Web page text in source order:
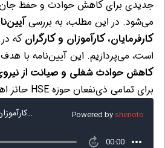
جدیدی برای کاهش حوادث و حفظ جان
می‌شود. در این مطلب، به بررسی
کارفرمایان، کارآموزان و کارگران
است، می‌پردازیم. این آیین‌نامه با هدف
کاهش حوادث شغلی و صیانت از
برای تمامی ذی‌نفعان حوزه HSE حائز اهمیت است.